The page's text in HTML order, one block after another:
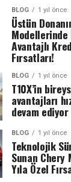
BLOG 1 yıl önce
Üstün
Modellerinde
Avantajlı
Fırsatları!
BLOG 1 yıl önce
T10X’in
avantajları
devam ediyor
BLOG 1 yıl önce
Teknolojik
Sunan
Yıla Özel